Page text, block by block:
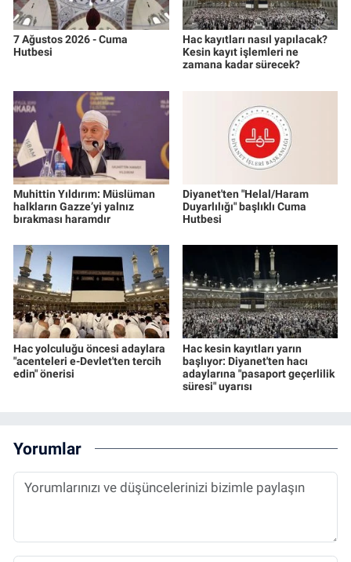
7 Ağustos 2026 - Cuma
Hutbesi
Hac kayıtları nasıl yapılacak?
Kesin kayıt işlemleri ne
zamana kadar sürecek?
Muhittin Yıldırım: Müslüman
halkların Gazze’yi yalnız
bırakması haramdır
Diyanet'ten "Helal/Haram
Duyarlılığı" başlıklı Cuma
Hutbesi
Hac yolculuğu öncesi adaylara
"acenteleri e-Devlet'ten tercih
edin" önerisi
Hac kesin kayıtları yarın
başlıyor: Diyanet'ten hacı
adaylarına "pasaport geçerlilik
süresi" uyarısı
Yorumlar